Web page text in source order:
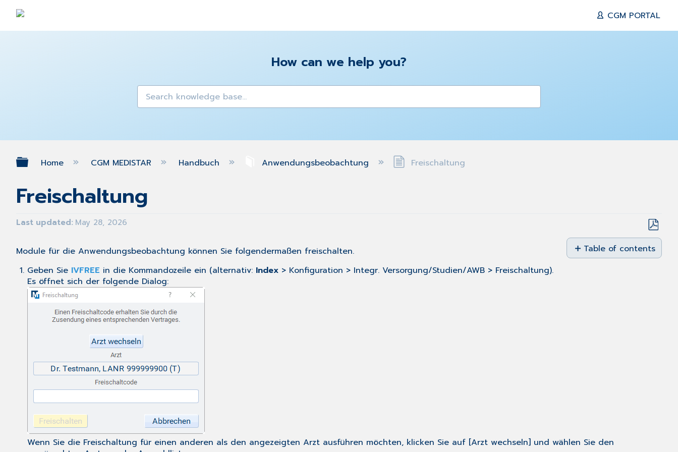
CGM PORTAL
How can we help you?
Expand/collapse global hierarchy
Home CGM MEDISTAR Handbuch Anwendungsbeobachtung Freischaltung
Freischaltung
Last updated May 28, 2026
Save
as
PDF
Table of contents
No
Module für die Anwendungsbeobachtung können Sie folgendermaßen freischalten.
Geben Sie IVFREE in die Kommandozeile ein (alternativ: Index > Konfiguration > Integr. Versorgung/Studien/AWB > Freischaltung).
Es öffnet sich der folgende Dialog:
Wenn Sie die Freischaltung für einen anderen als den angezeigten Arzt ausführen möchten, klicken Sie auf [Arzt wechseln] und wählen Sie den